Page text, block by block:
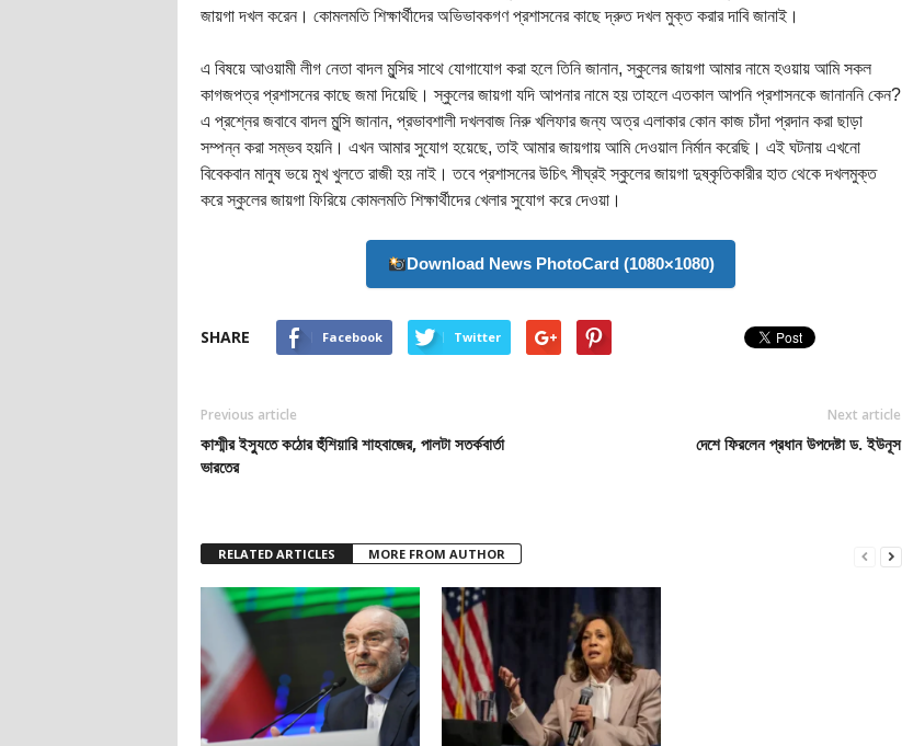
জায়গা দখল করেন। কোমলমতি শিক্ষার্থীদের অভিভাবকগণ প্রশাসনের কাছে দ্রুত দখল মুক্ত করার দাবি জানাই।
এ বিষয়ে আওয়ামী লীগ নেতা বাদল মুন্সির সাথে যোগাযোগ করা হলে তিনি জানান, স্কুলের জায়গা আমার নামে হওয়ায় আমি সকল
কাগজপত্র প্রশাসনের কাছে জমা দিয়েছি। স্কুলের জায়গা যদি আপনার নামে হয় তাহলে এতকাল আপনি প্রশাসনকে জানাননি কেন?
এ প্রশ্নের জবাবে বাদল মুন্সি জানান, প্রভাবশালী দখলবাজ নিরু খলিফার জন্য অত্র এলাকার কোন কাজ চাঁদা প্রদান করা ছাড়া
সম্পন্ন করা সম্ভব হয়নি। এখন আমার সুযোগ হয়েছে, তাই আমার জায়গায় আমি দেওয়াল নির্মান করেছি। এই ঘটনায় এখনো
বিবেকবান মানুষ ভয়ে মুখ খুলতে রাজী হয় নাই। তবে প্রশাসনের উচিৎ শীঘ্রই স্কুলের জায়গা দুষ্কৃতিকারীর হাত থেকে দখলমুক্ত
করে স্কুলের জায়গা ফিরিয়ে কোমলমতি শিক্ষার্থীদের খেলার সুযোগ করে দেওয়া।
Download News PhotoCard (1080×1080)
SHARE Facebook Twitter
Previous article
কাশ্মীর ইস্যুতে কঠোর হুঁশিয়ারি শাহবাজের, পালটা সতর্কবার্তা
ভারতের
Next article
দেশে ফিরলেন প্রধান উপদেষ্টা ড. ইউনূস
RELATED ARTICLES MORE FROM AUTHOR